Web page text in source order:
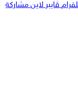
ڤايبر لاين مشاركة